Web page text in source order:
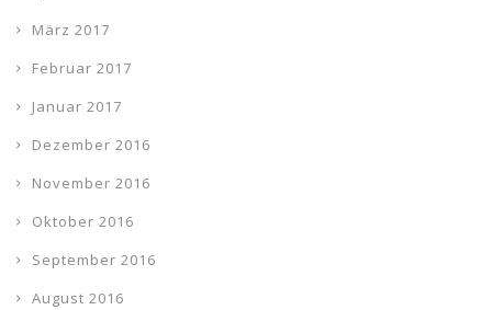
März 2017
Februar 2017
Januar 2017
Dezember 2016
November 2016
Oktober 2016
September 2016
August 2016